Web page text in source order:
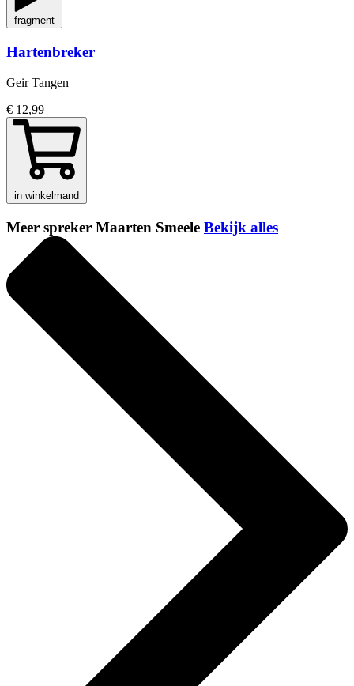
fragment
Hartenbreker
Geir Tangen
€ 12,99
in winkelmand
Meer spreker Maarten Smeele Bekijk alles